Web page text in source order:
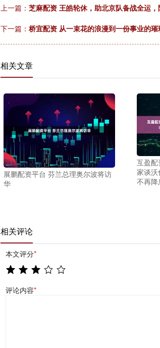
上一篇： 芝麻配资 王皓轮休，助北京队备战全运
下一篇： 桥宜配资 从一束花的浪漫到一份事业的
相关文章
展鹏配资平台 芬兰总理奥尔波将访
华
互盈
家谈
不再
相关评论
本文评分*
评论内容*